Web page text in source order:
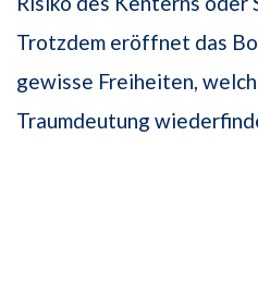
Trotzdem eröffnet das
gewisse Freiheiten,
Traumdeutung